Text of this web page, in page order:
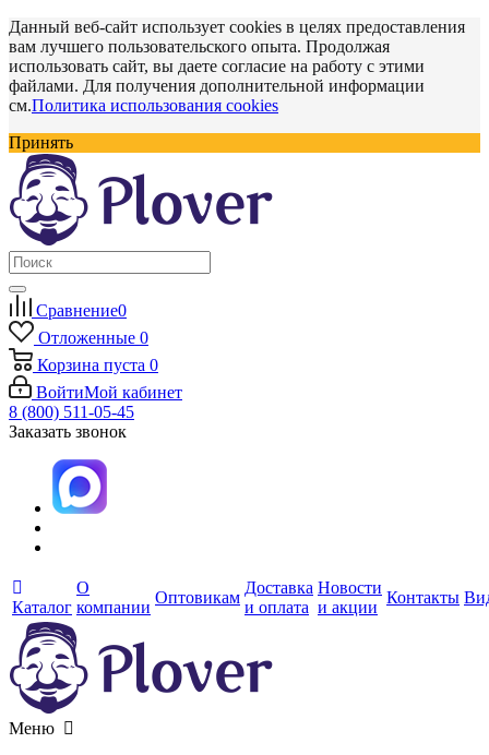
Данный веб-сайт использует cookies в целях предоставления
вам лучшего пользовательского опыта. Продолжая
использовать сайт, вы даете согласие на работу с этими
файлами. Для получения дополнительной информации
см.Политика использования cookies
Принять
Сравнение0
Отложенные 0
Корзина пуста 0
ВойтиМой кабинет
8 (800) 511-05-45
Заказать звонок
Каталог
О
компании
Оптовикам
Доставка
и оплата
Новости
и акции
Контакты
Меню